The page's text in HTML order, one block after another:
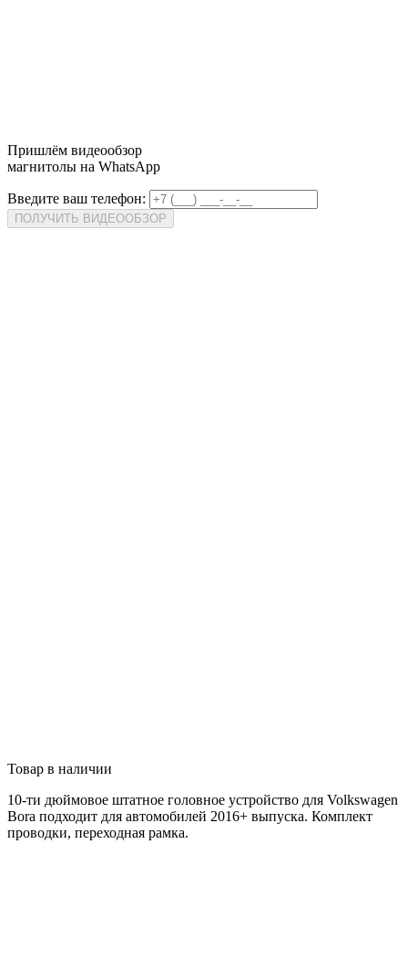
Пришлём видеообзор
магнитолы на WhatsApp
Введите ваш телефон:
ПОЛУЧИТЬ ВИДЕООБЗОР
Товар в наличии
10-ти дюймовое штатное головное устройство для Volkswagen
Bora подходит для автомобилей 2016+ выпуска. Комплект
проводки, переходная рамка.